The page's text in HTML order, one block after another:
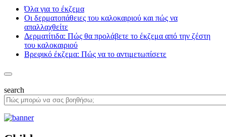
Όλα για το έκζεμα
Οι δερματοπάθειες του καλοκαιριού και πώς να
απαλλαχθείτε
Δερματίτιδα: Πώς θα προλάβετε το έκζεμα από την ζέστη
του καλοκαιριού
Βρεφικό έκζεμα: Πώς να το αντιμετωπίσετε
search